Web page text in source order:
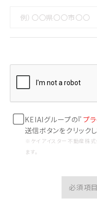
KEIAIグループの『 プ
送信ボタンをクリックし
※ケイアイスター不動産株
ます。
必須項